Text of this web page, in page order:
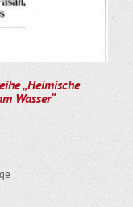
„Heimische
Wasser“